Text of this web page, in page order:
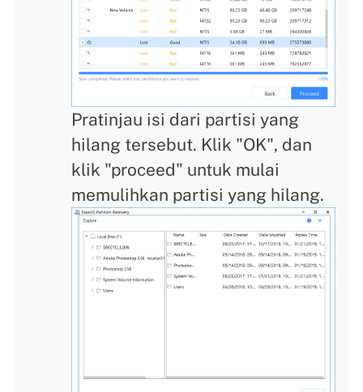
Pratinjau isi dari partisi yang
hilang tersebut. Klik "OK", dan
klik "proceed" untuk mulai
memulihkan partisi yang hilang.